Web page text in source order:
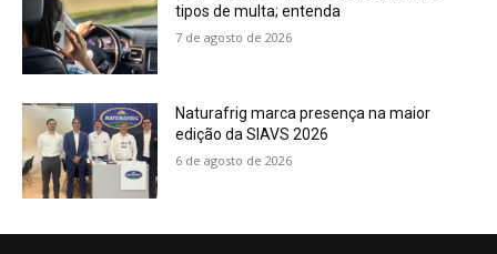
tipos de multa; entenda
7 de agosto de 2026
Naturafrig marca presença na maior
edição da SIAVS 2026
6 de agosto de 2026